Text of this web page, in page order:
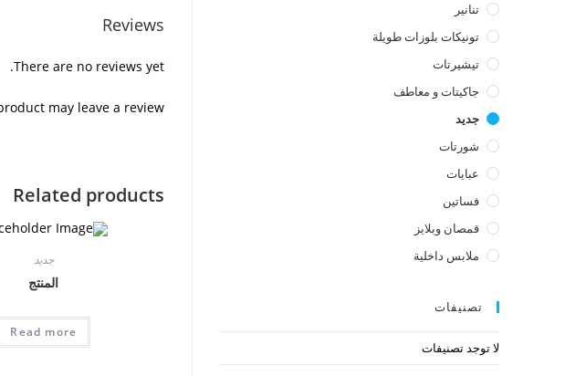
Reviews
There are no reviews yet.
may leave a review.
Related products
جديد
المنتج
Read more
تنانير
تونيكات بلوزات طويلة
تيشيرتات
جاكيتات و معاطف
جديد
شورتات
عبايات
فساتين
قمصان وبلايز
ملابس داخلية
تصنيفات
لا توجد تصنيفات